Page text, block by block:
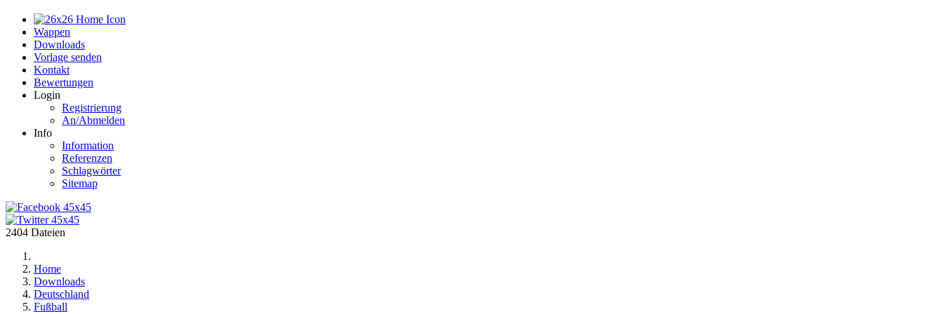
Wappen
Downloads
Vorlage senden
Kontakt
Bewertungen
Login
Registrierung
An/Abmelden
Info
Information
Referenzen
Schlagwörter
Sitemap
2404 Dateien
Home
Downloads
Deutschland
Fußball